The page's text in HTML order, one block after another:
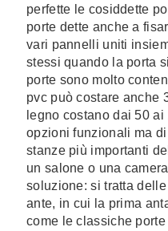
perfette le cosiddette
porte dette anche a
vari pannelli uniti
stessi quando la porta
porte sono molto
pvc può costare anche
legno costano dai 50
opzioni funzionali ma
stanze più importanti
un salone o una
soluzione: si tratta
ante, in cui la prima
come le classiche